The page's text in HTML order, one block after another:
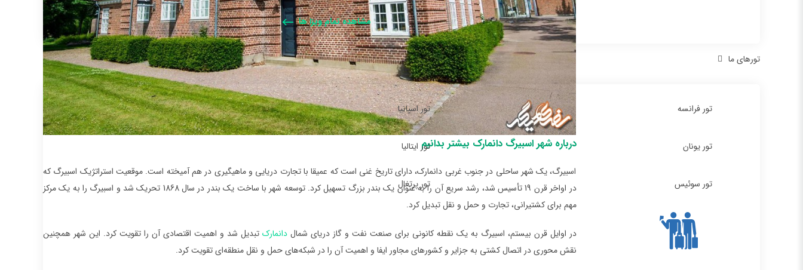
مشاهده تمام ویزا ها
تورهای ما
تور فرانسه تور اسپانیا
تور یونان تور ایتالیا
تور سوئیس تور پرتغال
درباره شهر اسبیرگ دانمارک بیشتر بدانیم
اسبیرگ، یک شهر ساحلی در جنوب غربی دانمارک، دارای تاریخ غنی است که عمیقا با تجارت دریایی و ماهیگیری در هم آمیخته است. موقعیت استراتژیک اسبیرگ که
در اواخر قرن 19 تأسیس شد، رشد سریع آن را به عنوان یک بندر بزرگ تسهیل کرد. توسعه شهر با ساخت یک بندر در سال 1868 تحریک شد و اسبیرگ را به یک مرکز
مهم برای کشتیرانی، تجارت و حمل و نقل تبدیل کرد.
در اوایل قرن بیستم، اسبیرگ به یک نقطه کانونی برای صنعت نفت و گاز دریای شمالدانمارک تبدیل شد و اهمیت اقتصادی آن را تقویت کرد. این شهر همچنین
نقش محوری در اتصال کشتی به جزایر و کشورهای مجاور ایفا و اهمیت آن را در شبکه‌های حمل و نقل منطقه‌ای تقویت کرد.